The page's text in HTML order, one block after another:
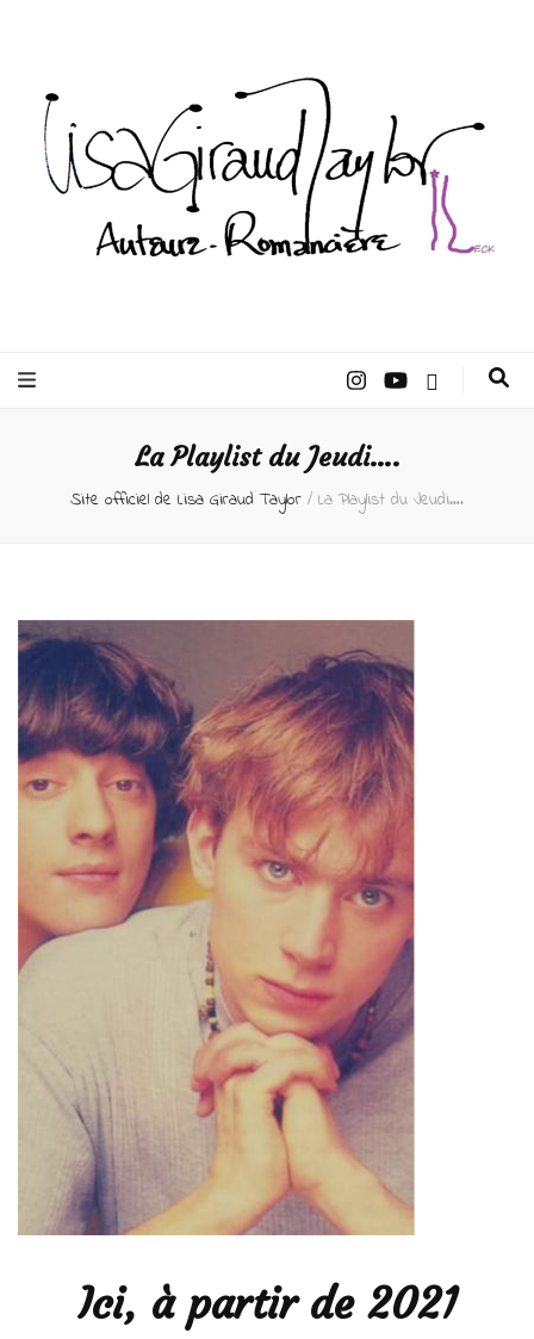
Taylor –
Auteur
La Playlist du Jeudi….
Site officiel de Lisa Giraud Taylor / La Playlist du Jeudi….
Ici, à partir de 2021